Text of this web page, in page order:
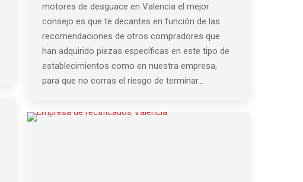
motores de desguace en Valencia el mejor
consejo es que te decantes en función de las
recomendaciones de otros compradores que
han adquirido piezas específicas en este tipo de
establecimientos como en nuestra empresa,
para que no corras el riesgo de terminar…